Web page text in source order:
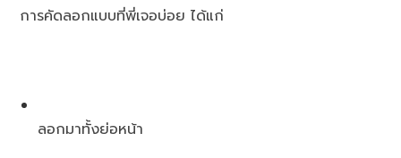
การคัดลอกแบบที่พี่เจอบ่อย ได้แก่
ลอกมาทั้งย่อหน้า